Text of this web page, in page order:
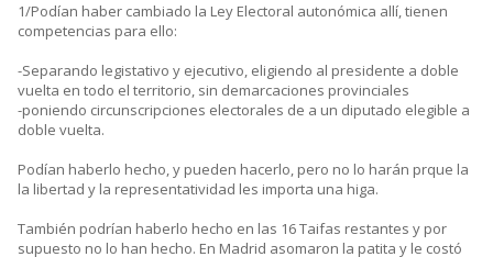
1/Podían haber cambiado la Ley Electoral autonómica allí, tienen
competencias para ello:
-Separando legistativo y ejecutivo, eligiendo al presidente a doble
vuelta en todo el territorio, sin demarcaciones provinciales
-poniendo circunscripciones electorales de a un diputado elegible a
doble vuelta.
Podían haberlo hecho, y pueden hacerlo, pero no lo harán prque la
la libertad y la representatividad les importa una higa.
También podrían haberlo hecho en las 16 Taifas restantes y por
supuesto no lo han hecho. En Madrid asomaron la patita y le costó